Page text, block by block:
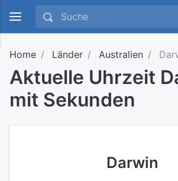
Home Länder Australien
Aktuelle Uhrzeit
mit Sekunden
Darwin